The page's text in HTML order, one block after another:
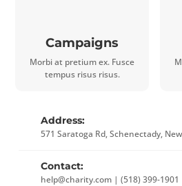
Campaigns
Morbi at pretium ex. Fusce
tempus risus risus.
Address:
571 Saratoga Rd, Schenectady,
Contact:
help@charity.com | (518) 399-1901